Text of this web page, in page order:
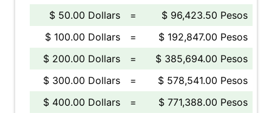
$ 50.00 Dollars
=
$ 96,423.50 Pesos
$ 100.00 Dollars
=
$ 192,847.00 Pesos
$ 200.00 Dollars
=
$ 385,694.00 Pesos
$ 300.00 Dollars
=
$ 578,541.00 Pesos
$ 400.00 Dollars
=
$ 771,388.00 Pesos